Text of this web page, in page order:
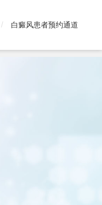
白癜风患者预约通道